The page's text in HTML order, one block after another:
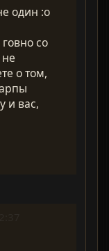
один :o
со
о том,
и вас,